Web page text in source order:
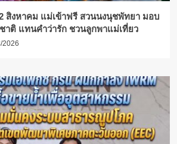
สิงหาคม แม่เข้าฟรี สวนนงนุชพัทยา มอบ
ติ แทนคำว่ารัก ชวนลูกพาแม่เที่ยว
2026